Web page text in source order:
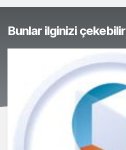
Bunlar ilginizi çekebilir